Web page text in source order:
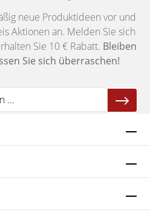
neue Produktideen vor und
Aktionen an. Melden Sie sich
Sie 10 € Rabatt. Bleiben
Sie sich überraschen!